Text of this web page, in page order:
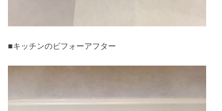
■キッチンのビフォーアフター